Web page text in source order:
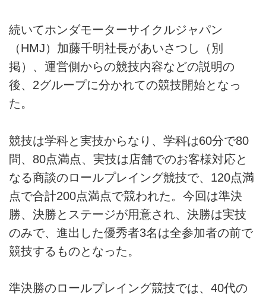
続いてホンダモーターサイクルジャパン
（HMJ）加藤千明社長があいさつし（別
掲）、運営側からの競技内容などの説明の
後、2グループに分かれての競技開始となっ
た。
競技は学科と実技からなり、学科は60分で80
問、80点満点、実技は店舗でのお客様対応と
なる商談のロールプレイング競技で、120点満
点で合計200点満点で競われた。今回は準決
勝、決勝とステージが用意され、決勝は実技
のみで、進出した優秀者3名は全参加者の前で
競技するものとなった。
準決勝のロールプレイング競技では、40代の